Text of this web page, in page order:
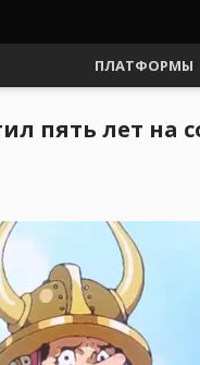
ПЛАТФОРМЫ
пять лет